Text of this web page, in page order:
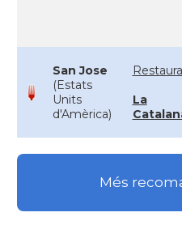
San Jose
(Estats
Units
d'Amèrica)
La
Més